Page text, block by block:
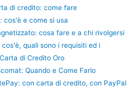
di credito: come fare
cos'è e come si usa
cosa fare e a chi rivolgersi
quali sono i requisiti ed i
di Credito Oro
Quando e Come Farlo
con carta di credito, con PayPal